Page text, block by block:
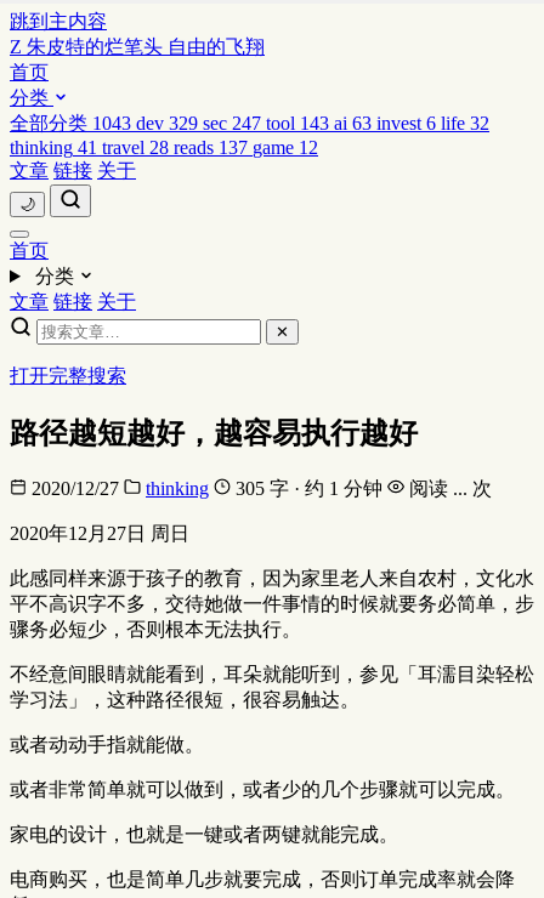
跳到主内容
Z 朱皮特的烂笔头 自由的飞翔
首页
分类
全部分类 1043 dev 329 sec 247 tool 143 ai 63 invest 6 life 32
thinking 41 travel 28 reads 137 game 12
文章 链接 关于
🌙
首页
分类
文章 链接 关于
✕
打开完整搜索
路径越短越好，越容易执行越好
2020/12/27 thinking 305 字 · 约 1 分钟 阅读 ... 次
2020年12月27日 周日
此感同样来源于孩子的教育，因为家里老人来自农村，文化水
平不高识字不多，交待她做一件事情的时候就要务必简单，步
骤务必短少，否则根本无法执行。
不经意间眼睛就能看到，耳朵就能听到，参见「耳濡目染轻松
学习法」，这种路径很短，很容易触达。
或者动动手指就能做。
或者非常简单就可以做到，或者少的几个步骤就可以完成。
家电的设计，也就是一键或者两键就能完成。
电商购买，也是简单几步就要完成，否则订单完成率就会降